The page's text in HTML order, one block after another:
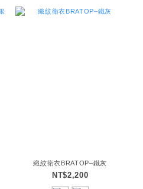
織紋衛衣BRATOP–鐵灰
NT$2,200